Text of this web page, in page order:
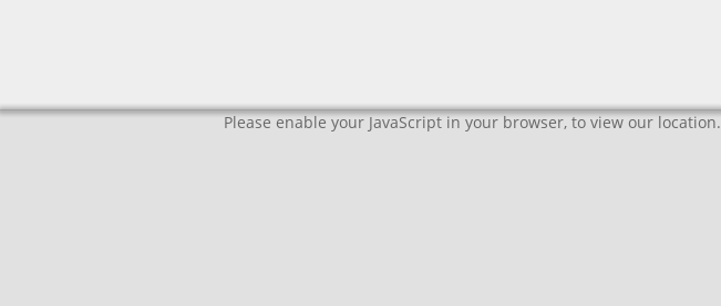
Please enable your JavaScript in your browser, to view our location.